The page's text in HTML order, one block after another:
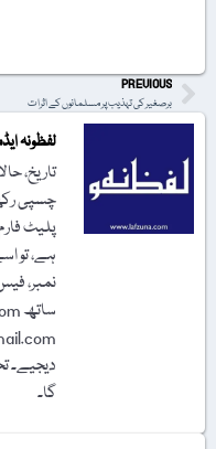
PREVIOUS
برصغیر کی تہذیب پر مسلمانوں کے اثرات
لفظونہ
تاریخ،
چسپی
پلیٹ
ہے، تو
نمبر،
دیجیے۔
گا۔